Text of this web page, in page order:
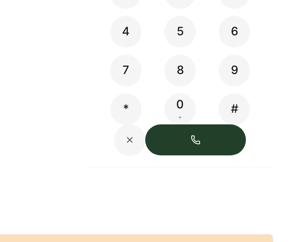
4 5 6
7 8 9
* 0
+
#